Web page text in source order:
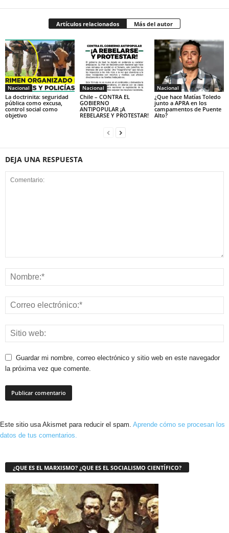
Artículos relacionados Más del autor
Nacional
La doctrinita: seguridad
pública como excusa,
control social como
objetivo
Nacional
Chile – CONTRA EL
GOBIERNO
ANTIPOPULAR ¡A
REBELARSE Y PROTESTAR!
Nacional
¿Que hace Matías Toledo
junto a APRA en los
campamentos de Puente
Alto?
DEJA UNA RESPUESTA
Guardar mi nombre, correo electrónico y sitio web en este navegador
la próxima vez que comente.
Este sitio usa Akismet para reducir el spam. Aprende cómo se procesan los
datos de tus comentarios.
¿QUE ES EL MARXISMO? ¿QUE ES EL SOCIALISMO CIENTÍFICO?